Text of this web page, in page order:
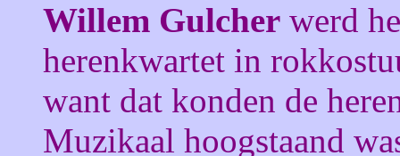
Willem Gulcher werd
herenkwartet in
want dat konden de
Muzikaal hoogstaand